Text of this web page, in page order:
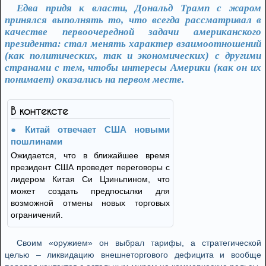
Едва придя к власти, Дональд Трамп с жаром
принялся выполнять то, что всегда рассматривал в
качестве первоочередной задачи американского
президента: стал менять характер взаимоотношений
(как политических, так и экономических) с другими
странами с тем, чтобы интересы Америки (как он их
понимает) оказались на первом месте.
В контексте
Китай отвечает США новыми
пошлинами
Ожидается, что в ближайшее время
президент США проведет переговоры с
лидером Китая Си Цзиньпином, что
может создать предпосылки для
возможной отмены новых торговых
ограничений.
Своим «оружием» он выбрал тарифы, а стратегической
целью – ликвидацию внешнеторгового дефицита и вообще